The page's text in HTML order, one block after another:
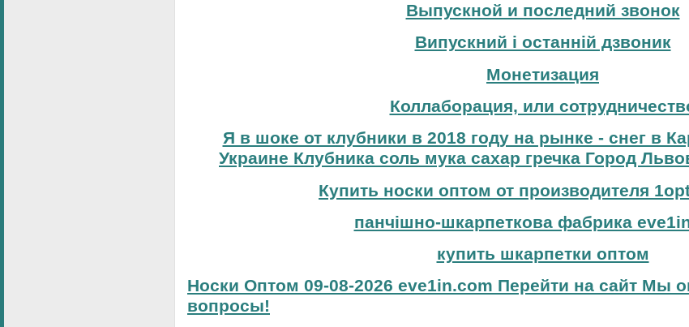
Выпускной и последний звонок
Випускний і останній дзвоник
Монетизация
Коллаборация, или
Я в шоке от клубники в 2018 году на рынке - снег в
Украине Клубника соль мука сахар гречка Город
Купить носки оптом от производителя
панчішно-шкарпеткова фабрика
купить шкарпетки оптом
Носки Оптом 09-08-2026 eve1in.com Перейти на сайт Мы
вопросы!